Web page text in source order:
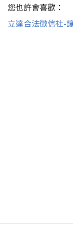
您也許會喜歡：
立達合法徵信社-